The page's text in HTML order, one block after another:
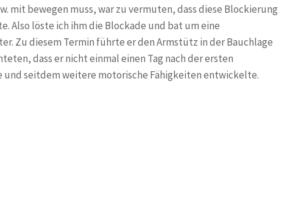
mit bewegen muss, war zu vermuten, dass diese Blockierung
Also löste ich ihm die Blockade und bat um eine
Zu diesem Termin führte er den Armstütz in der Bauchlage
dass er nicht einmal einen Tag nach der ersten
seitdem weitere motorische Fähigkeiten entwickelte.